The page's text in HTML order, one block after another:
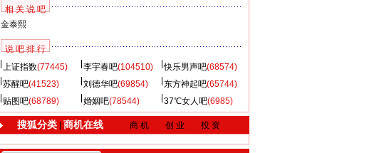
相 关 说 吧
金泰熙
说 吧 排 行
上证指数(77445) 李宇春吧(104510) 快乐男声吧(68574)
苏醒吧(41523) 刘德华吧(69854) 东方神起吧(65744)
贴图吧(68789) 婚姻吧(78544) 37℃女人吧(6985)
搜狐分类| 商机在线 商 机 创 业 投 资